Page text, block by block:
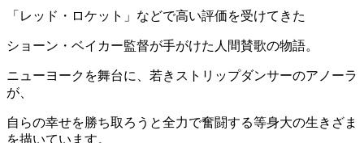
「レッド・ロケット」などで高い評価を受けてきた
ショーン・ベイカー監督が手がけた人間賛歌の物語。
ニューヨークを舞台に、若きストリップダンサーのアノーラ
が、
自らの幸せを勝ち取ろうと全力で奮闘する等身大の生きざま
を描いています。